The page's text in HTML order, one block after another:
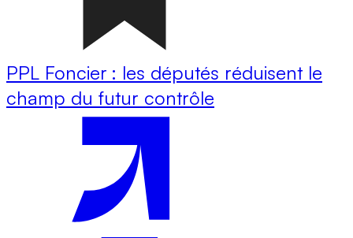
PPL Foncier : les députés réduisent le
champ du futur contrôle